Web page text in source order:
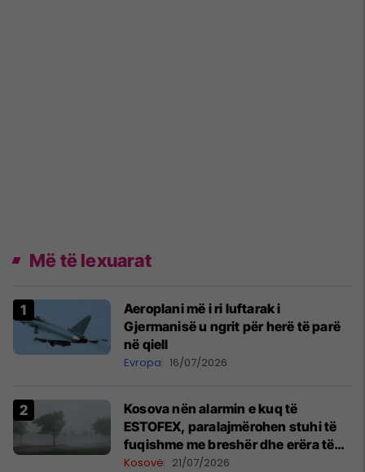
Më të lexuarat
Aeroplani më i ri luftarak i
Gjermanisë u ngrit për herë të parë
në qiell
Evropa 16/07/2026
Kosova nën alarmin e kuq të
ESTOFEX, paralajmërohen stuhi të
fuqishme me breshër dhe erëra të
forta
Kosovë 21/07/2026